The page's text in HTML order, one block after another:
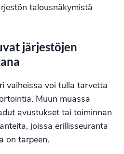
talousnäkymistä
järjestöjen
vaiheissa voi tulla tarvetta
Muun muassa
avustukset tai toiminnan
joissa erillisseuranta
on tarpeen.